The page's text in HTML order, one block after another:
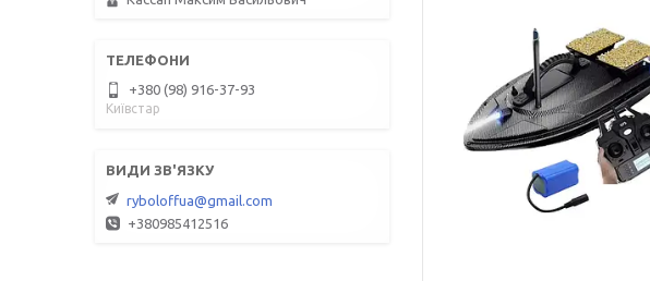
+380 (98) 916-37-93
Київстар
ryboloffua@gmail.com
+380985412516